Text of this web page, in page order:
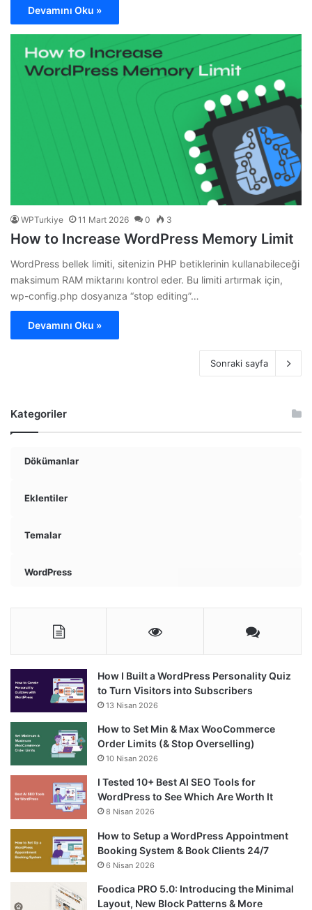
Devamını Oku »
WPTurkiye 11 Mart 2026 0 3
How to Increase WordPress Memory Limit
WordPress bellek limiti, sitenizin PHP betiklerinin kullanabileceği
maksimum RAM miktarını kontrol eder. Bu limiti artırmak için,
wp-config.php dosyanıza “stop editing”…
Devamını Oku »
Sonraki sayfa
Kategoriler
Dökümanlar
Eklentiler
Temalar
WordPress
How I Built a WordPress Personality Quiz
to Turn Visitors into Subscribers
13 Nisan 2026
How to Set Min & Max WooCommerce
Order Limits (& Stop Overselling)
10 Nisan 2026
I Tested 10+ Best AI SEO Tools for
WordPress to See Which Are Worth It
8 Nisan 2026
How to Setup a WordPress Appointment
Booking System & Book Clients 24/7
6 Nisan 2026
Foodica PRO 5.0: Introducing the Minimal
Layout, New Block Patterns & More